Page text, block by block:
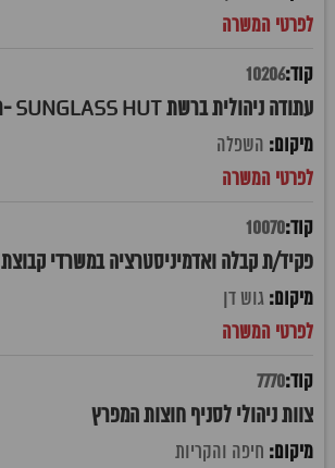
10206
עתודה ניהולית ברשת SUNGLASS HUT -רחובות
השפלה
10070
פקיד/ת קבלה ואדמיניסטרציה במשרדי קבוצת FOX
גוש דן
7770
צוות ניהולי לסניף חוצות המפרץ
חיפה והקריות